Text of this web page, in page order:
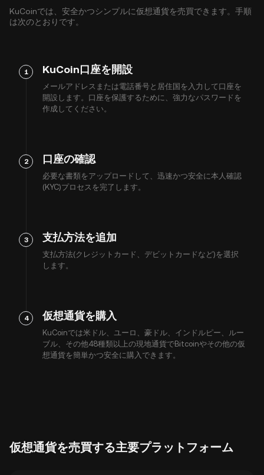
KuCoinでは、安全かつシンプルに仮想通貨を売買できます。手順
は次のとおりです。
1 KuCoin口座を開設
メールアドレスまたは電話番号と居住国を入力して口座を
開設します。口座を保護するために、強力なパスワードを
作成してください。
2 口座の確認
必要な書類をアップロードして、迅速かつ安全に本人確認
(KYC)プロセスを完了します。
3 支払方法を追加
支払方法(クレジットカード、デビットカードなど)を選択
します。
4 仮想通貨を購入
KuCoinでは米ドル、ユーロ、豪ドル、インドルピー、ルー
ブル、その他48種類以上の現地通貨でBitcoinやその他の仮
想通貨を簡単かつ安全に購入できます。
仮想通貨を売買する主要プラットフォーム